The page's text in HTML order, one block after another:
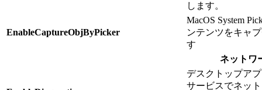
します。
EnableCaptureObjByPicker
MacOS System
ンテンツをキャ
す
ネットワ
デスクトップア
サービスでネッ